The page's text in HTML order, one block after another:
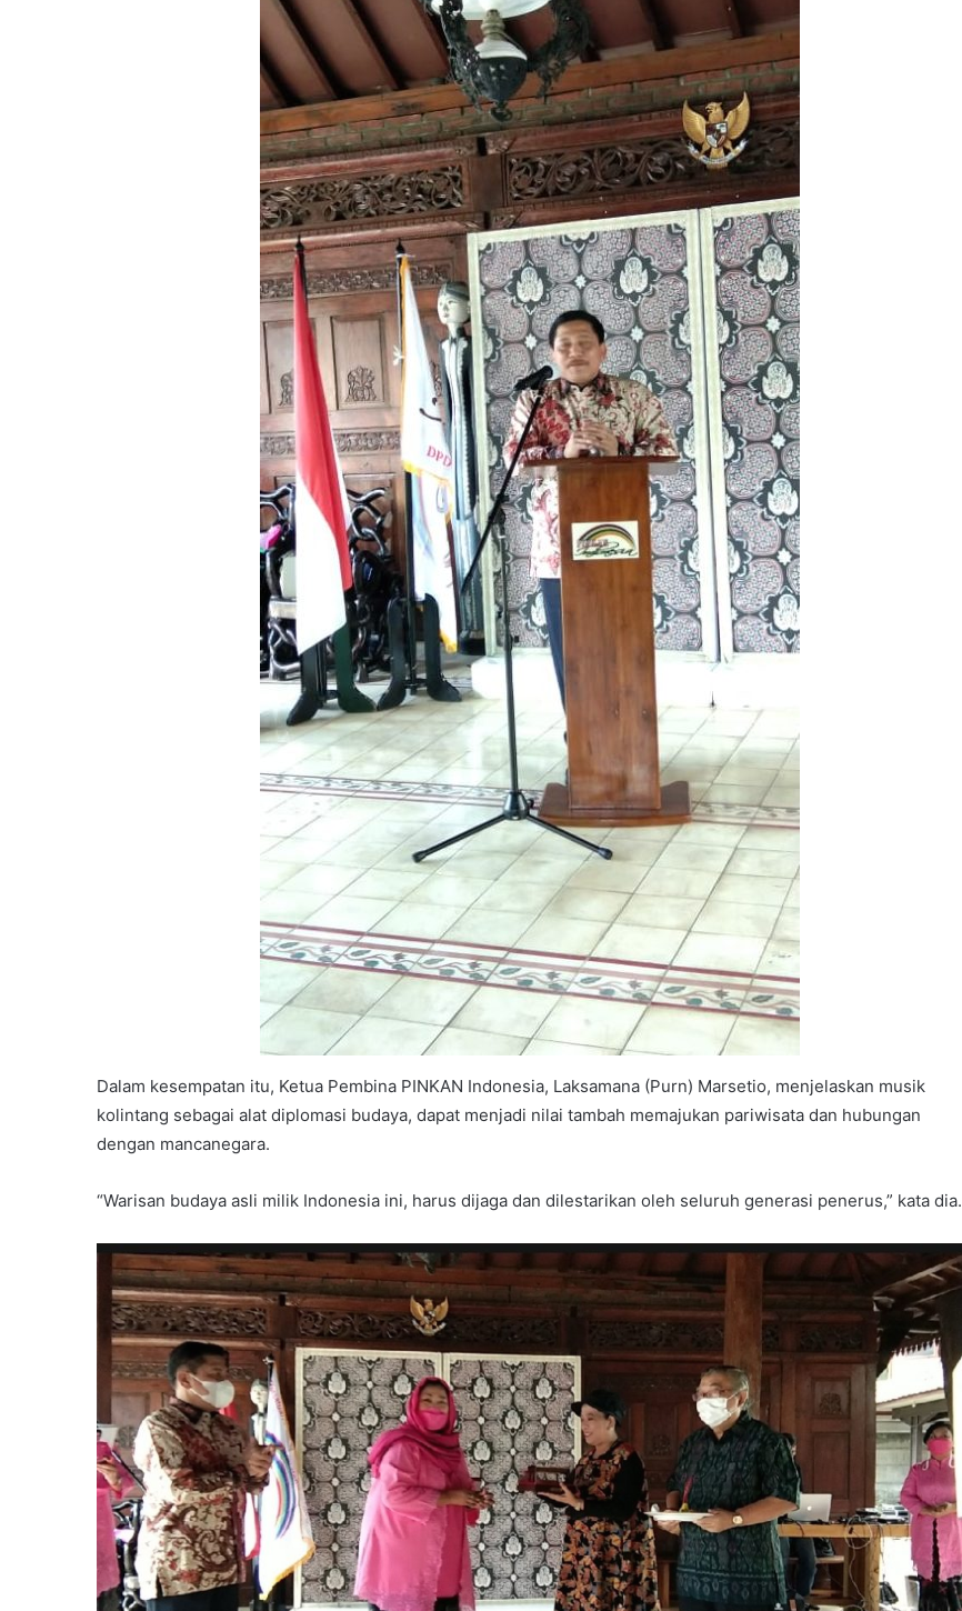
Dalam kesempatan itu, Ketua Pembina PINKAN Indonesia, Laksamana (Purn) Marsetio, menjelaskan musik
kolintang sebagai alat diplomasi budaya, dapat menjadi nilai tambah memajukan pariwisata dan hubungan
dengan mancanegara.
“Warisan budaya asli milik Indonesia ini, harus dijaga dan dilestarikan oleh seluruh generasi penerus,” kata dia.